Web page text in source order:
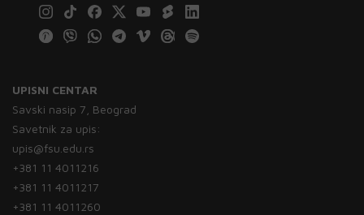
UPISNI CENTAR
Savski nasip 7, Beograd
Savetnik za upis:
upis@fsu.edu.rs
+381 11 4011216
+381 11 4011217
+381 11 4011260